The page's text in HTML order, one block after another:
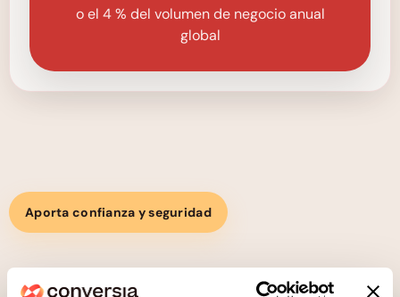
o el 4 % del volumen de negocio anual
global
Aporta confianza y seguridad
DPD externo para